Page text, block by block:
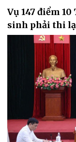
Vụ 147 điểm
sinh phải thi